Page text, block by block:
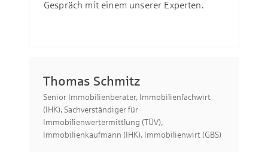
Gespräch mit einem unserer Experten.
Thomas Schmitz
Senior Immobilienberater, Immobilienfachwirt
(IHK), Sachverständiger für
Immobilienwertermittlung (TÜV),
Immobilienkaufmann (IHK), Immobilienwirt (GBS)